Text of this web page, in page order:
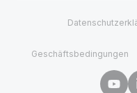
Geschäftsbedingungen